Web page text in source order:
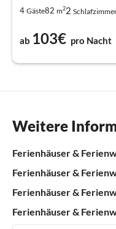
4 Gäste82 m22
ab 103€ pro Nacht
Weitere
Ferienhäuser &
Ferienhäuser &
Ferienhäuser &
Ferienhäuser &